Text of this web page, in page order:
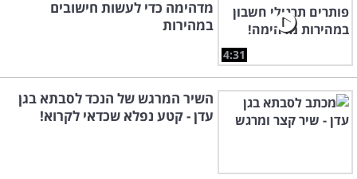
4:31
מדהימה כדי לעשות חישובים
במהירות
השיר המרגש של הנכד לסבתא בגן
עדן - קטע נפלא שכדאי לקרוא!